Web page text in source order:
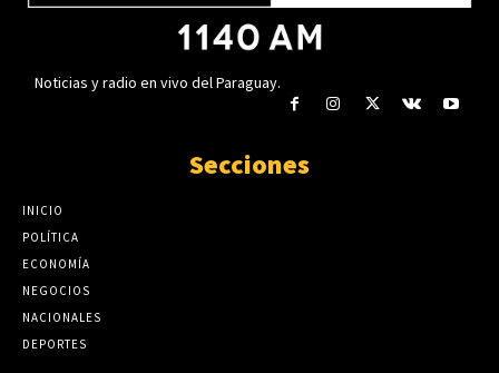
Noticias y radio en vivo del Paraguay.
Secciones
INICIO
POLÍTICA
ECONOMÍA
NEGOCIOS
NACIONALES
DEPORTES